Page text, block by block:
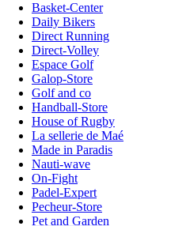
Basket-Center
Daily Bikers
Direct Running
Direct-Volley
Espace Golf
Galop-Store
Golf and co
Handball-Store
House of Rugby
La sellerie de Maé
Made in Paradis
Nauti-wave
On-Fight
Padel-Expert
Pecheur-Store
Pet and Garden